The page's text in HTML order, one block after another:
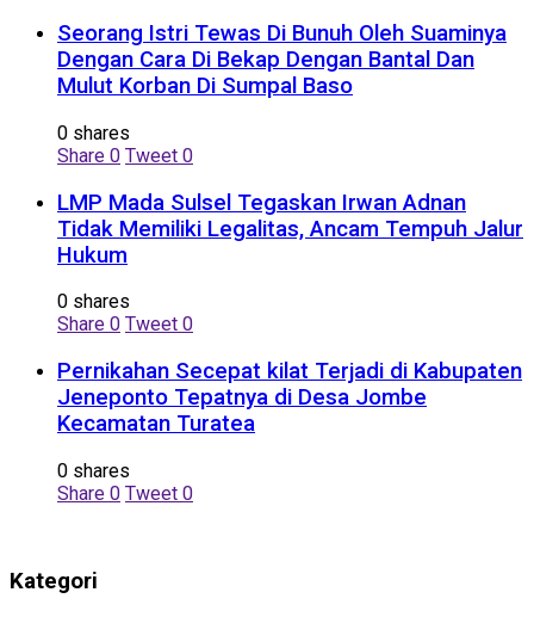
Seorang Istri Tewas Di Bunuh Oleh Suaminya
Dengan Cara Di Bekap Dengan Bantal Dan
Mulut Korban Di Sumpal Baso
0 shares
Share 0 Tweet 0
LMP Mada Sulsel Tegaskan Irwan Adnan
Tidak Memiliki Legalitas, Ancam Tempuh Jalur
Hukum
0 shares
Share 0 Tweet 0
Pernikahan Secepat kilat Terjadi di Kabupaten
Jeneponto Tepatnya di Desa Jombe
Kecamatan Turatea
0 shares
Share 0 Tweet 0
Kategori